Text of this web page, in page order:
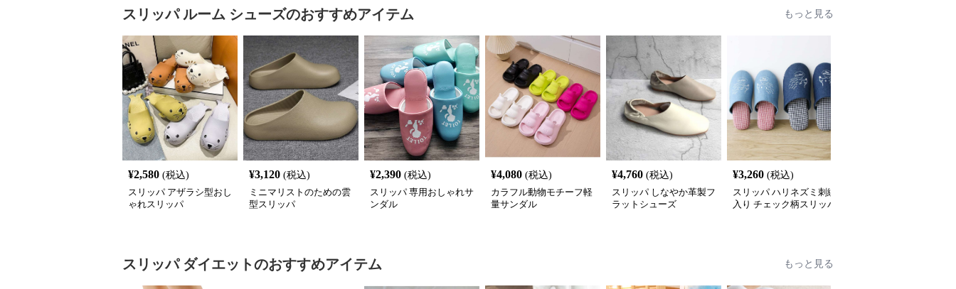
スリッパ ルーム シューズのおすすめアイテム もっと見る
¥2,580 (税込)
スリッパ アザラシ型おし
ゃれスリッパ
¥3,120 (税込)
ミニマリストのための雲
型スリッパ
¥2,390 (税込)
スリッパ 専用おしゃれサ
ンダル
¥4,080 (税込)
カラフル動物モチーフ軽
量サンダル
¥4,760 (税込)
スリッパ しなやか革製フ
ラットシューズ
¥3,260 (税込)
スリッパ ハリネズミ刺繍
入り チェック柄スリッパ
スリッパ ダイエットのおすすめアイテム もっと見る